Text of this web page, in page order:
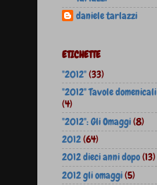
daniele tarlazzi
ETICHETTE
"2012"(33)
"2012" Tavole domenicali
(4)
"2012": Gli Omaggi(8)
2012(64)
2012 dieci anni dopo(13)
2012 gli omaggi(5)